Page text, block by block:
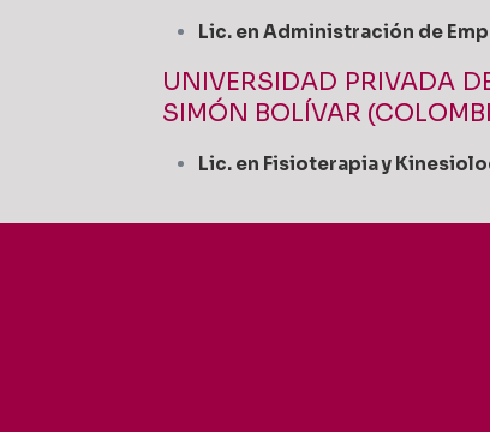
Lic. en Administración de
UNIVERSIDAD PRIVADA
SIMÓN BOLÍVAR
Lic. en Fisioterapia y